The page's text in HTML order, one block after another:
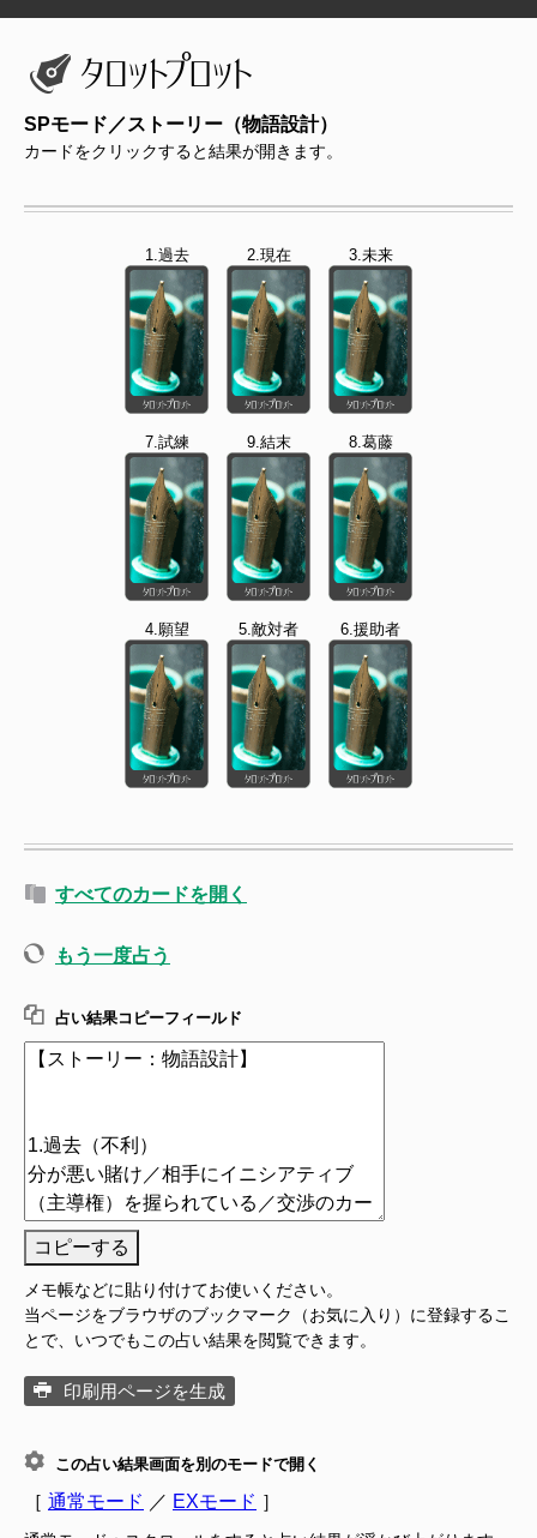
SPモード／ストーリー（物語設計）
カードをクリックすると結果が開きます。
1.過去 2.現在 3.未来
7.試練 9.結末 8.葛藤
4.願望 5.敵対者 6.援助者
すべてのカードを開く
もう一度占う
占い結果コピーフィールド
コピーする
メモ帳などに貼り付けてお使いください。
当ページをブラウザのブックマーク（お気に入り）に登録するこ
とで、いつでもこの占い結果を閲覧できます。
印刷用ページを生成
この占い結果画面を別のモードで開く
［ 通常モード ／ EXモード ］